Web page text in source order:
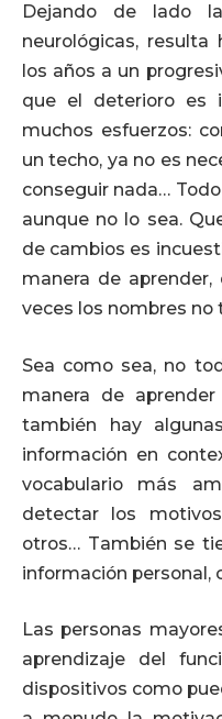
Dejando de lado
neurológicas,
los años a un
que el deterioro es
muchos esfuerzos:
un techo, ya no es
conseguir nada…
aunque no lo sea.
de cambios es
manera de
veces los nombres no
Sea como sea, no
manera de
también hay
información en
vocabulario más
detectar los
otros… También se
información personal,
Las personas
aprendizaje del
dispositivos como